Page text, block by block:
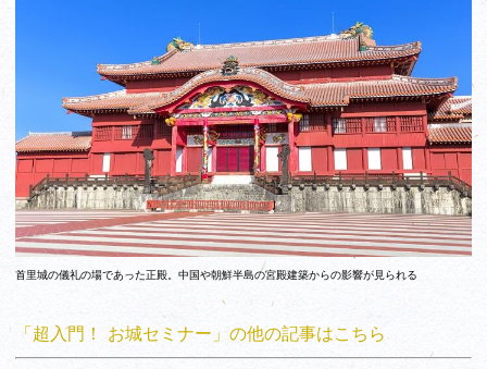
首里城の儀礼の場であった正殿。中国や朝鮮半島の宮殿建築からの影響が見られる
「超入門！ お城セミナー」の他の記事はこちら